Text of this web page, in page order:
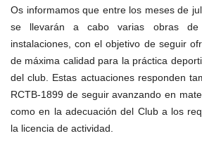
Junta
directiva
Comisiones
y comités
Estructura
ejecutiva
Fundación
Os informamos que entre los meses de
se llevarán a cabo varias obras de
instalaciones, con el objetivo de seguir
de máxima calidad para la práctica
del club. Estas actuaciones responden
RCTB-1899 de seguir avanzando en
como en la adecuación del Club a los
la licencia de actividad.